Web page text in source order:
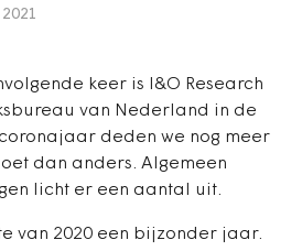
keer is I&O Research
van Nederland in de
deden we nog meer
dan anders. Algemeen
licht er een aantal uit.
van 2020 een bijzonder jaar.